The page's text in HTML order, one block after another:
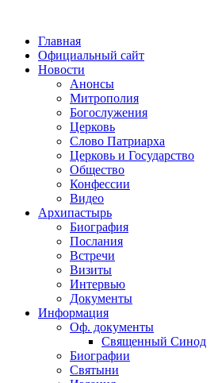
Главная
Официальный сайт
Новости
Анонсы
Митрополия
Богослужения
Церковь
Слово Патриарха
Церковь и Государство
Общество
Конфессии
Видео
Архипастырь
Биография
Послания
Встречи
Визиты
Интервью
Документы
Информация
Оф. документы
Священный Синод
Биографии
Святыни